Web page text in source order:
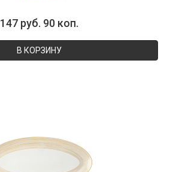
147 руб. 90 коп.
В КОРЗИНУ